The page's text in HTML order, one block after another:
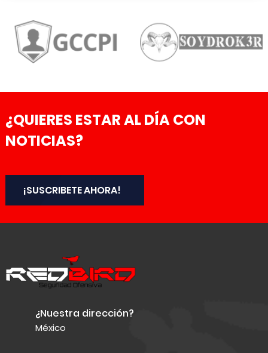
¿QUIERES ESTAR AL DÍA CON
NOTICIAS?
¡SUSCRIBETE AHORA!
¿Nuestra dirección?
México